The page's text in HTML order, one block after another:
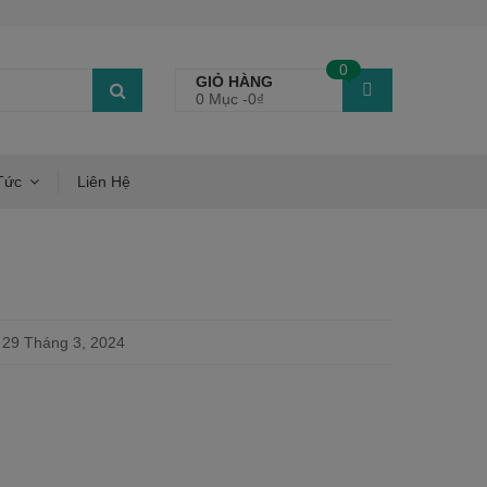
GIỎ HÀNG
0 Mục -0₫
0
Liên Hệ
29 Tháng 3, 2024